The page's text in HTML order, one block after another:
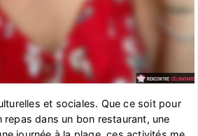
et sociales. Que ce soit pour
repas dans un bon restaurant, une